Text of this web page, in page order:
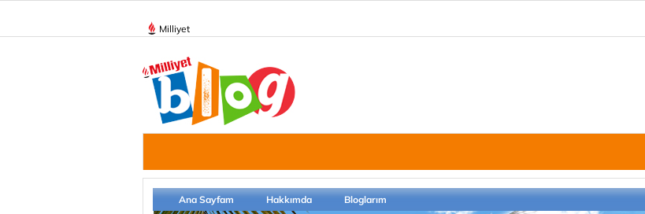
Milliyet
Ana Sayfam Hakkımda Bloglarım